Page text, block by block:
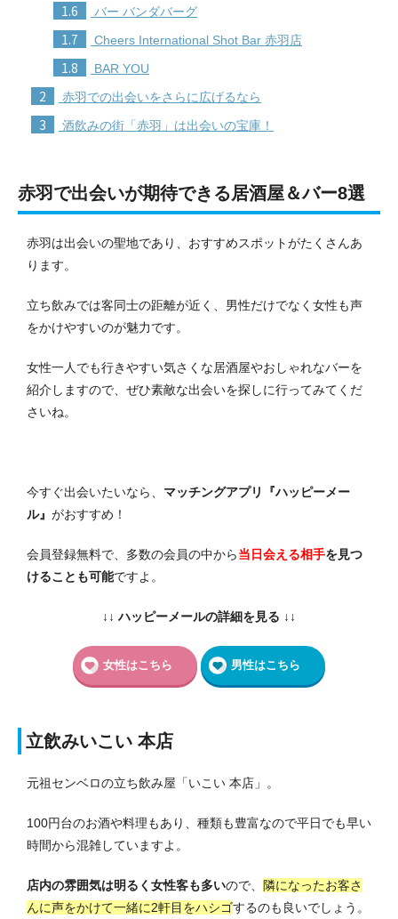
1.6 バー バンダバーグ
1.7 Cheers International Shot Bar 赤羽店
1.8 BAR YOU
2 赤羽での出会いをさらに広げるなら
3 酒飲みの街「赤羽」は出会いの宝庫！
赤羽で出会いが期待できる居酒屋＆バー8選
赤羽は出会いの聖地であり、おすすめスポットがたくさんあ
ります。
立ち飲みでは客同士の距離が近く、男性だけでなく女性も声
をかけやすいのが魅力です。
女性一人でも行きやすい気さくな居酒屋やおしゃれなバーを
紹介しますので、ぜひ素敵な出会いを探しに行ってみてくだ
さいね。
今すぐ出会いたいなら、 マッチングアプリ『ハッピーメー
ル』 がおすすめ！
会員登録無料で、多数の会員の中から当日会える相手を見つ
けることも可能ですよ。
↓↓ ハッピーメールの詳細を見る ↓↓
女性はこちら 男性はこちら
立飲みいこい 本店
元祖センベロの立ち飲み屋「いこい 本店」。
100円台のお酒や料理もあり、種類も豊富なので平日でも早い
時間から混雑していますよ。
店内の雰囲気は明るく女性客も多いので、 隣になったお客さ
んに声をかけて一緒に2軒目をハシゴするのも良いでしょう。